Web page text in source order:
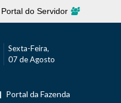
Portal do Servidor
Sexta-Feira,
07 de Agosto
Portal da Fazenda